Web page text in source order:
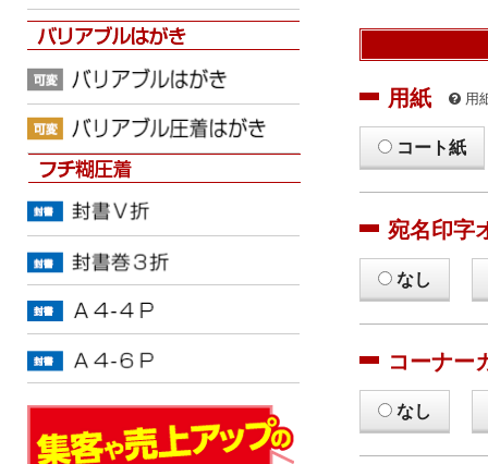
用紙 用
コート紙
宛名印字
なし
コーナー
なし